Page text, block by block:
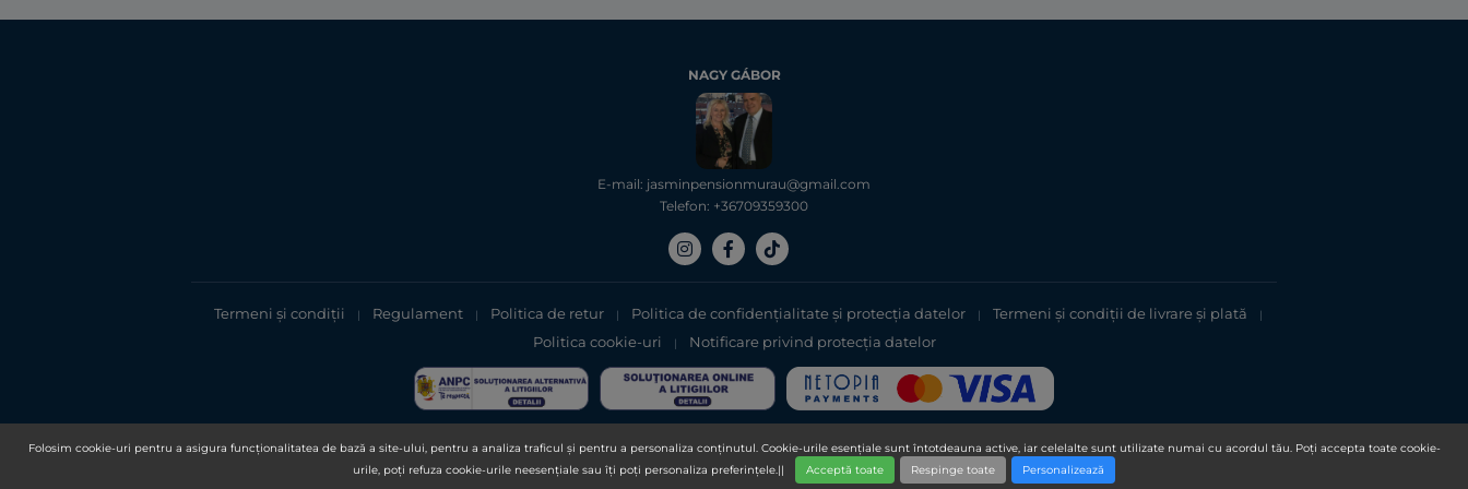
Folosim cookie-uri pentru a asigura funcționalitatea de bază a site-ului, pentru a analiza traficul și pentru a personaliza conținutul. Cookie-urile esențiale sunt întotdeauna active, iar celelalte sunt utilizate numai cu acordul tău. Poți accepta toate cookie-
urile, poți refuza cookie-urile neesențiale sau îți poți personaliza preferințele.||
Acceptă toate Respinge toate Personalizează
NAGY GÁBOR
E-mail: jasminpensionmurau@gmail.com
Telefon: +36709359300
Termeni și condiții | Regulament | Politica de retur | Politica de confidențialitate şi protecţia datelor | Termeni şi condiții de livrare și plată |
Politica cookie-uri | Notificare privind protecția datelor